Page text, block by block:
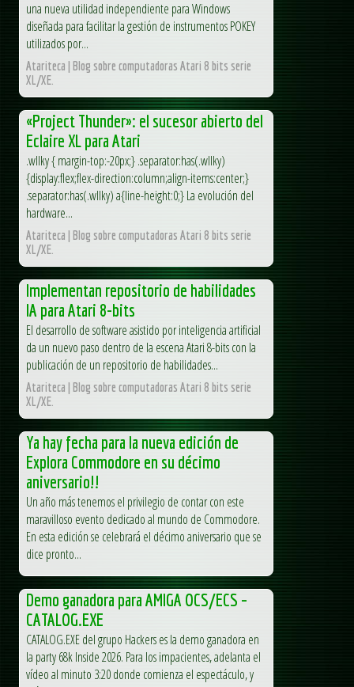
una nueva utilidad independiente para Windows
diseñada para facilitar la gestión de instrumentos POKEY
utilizados por...
Atariteca | Blog sobre computadoras Atari 8 bits serie
XL/XE.
«Project Thunder»: el sucesor abierto del
Eclaire XL para Atari
.wllky { margin-top:-20px;} .separator:has(.wllky)
{display:flex;flex-direction:column;align-items:center;}
.separator:has(.wllky) a{line-height:0;} La evolución del
hardware...
Atariteca | Blog sobre computadoras Atari 8 bits serie
XL/XE.
Implementan repositorio de habilidades
IA para Atari 8-bits
El desarrollo de software asistido por inteligencia artificial
da un nuevo paso dentro de la escena Atari 8-bits con la
publicación de un repositorio de habilidades...
Atariteca | Blog sobre computadoras Atari 8 bits serie
XL/XE.
Ya hay fecha para la nueva edición de
Explora Commodore en su décimo
aniversario!!
Un año más tenemos el privilegio de contar con este
maravilloso evento dedicado al mundo de Commodore.
En esta edición se celebrará el décimo aniversario que se
dice pronto...
Demo ganadora para AMIGA OCS/ECS –
CATALOG.EXE
CATALOG.EXE del grupo Hackers es la demo ganadora en
la party 68k Inside 2026. Para los impacientes, adelanta el
vídeo al minuto 3:20 donde comienza el espectáculo, y